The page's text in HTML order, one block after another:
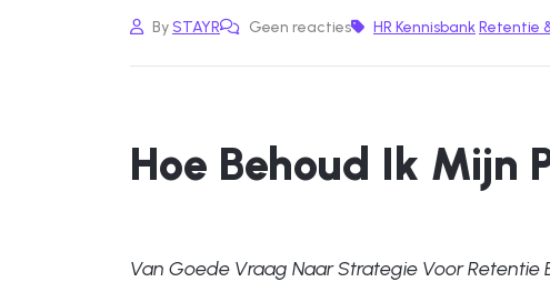
By STAYR Geen reacties HR KennisbankRetentie
Hoe Behoud Ik Mijn
Van Goede Vraag Naar Strategie Voor Retentie